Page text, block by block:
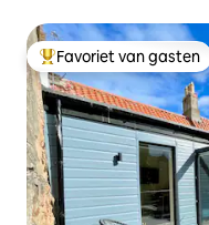
Topfavoriet van gasten
Favoriet van gasten